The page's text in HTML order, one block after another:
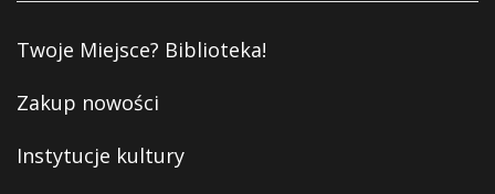
Twoje Miejsce? Biblioteka!
Zakup nowości
Instytucje kultury